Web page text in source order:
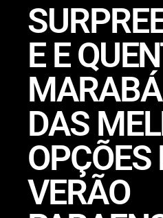
E E
DAS
OPÇÕES
VERÃO